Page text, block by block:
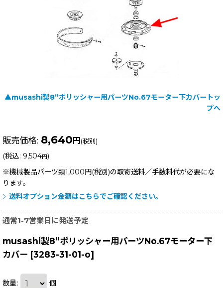
▲musashi製8”ポリッシャー用パーツNo.67モーター下カバートッ
プへ
販売価格: 8,640 円 (税別)
(税込: 9,504円)
※機械製品パーツ類1,000円(税別)の取寄送料／手数料代が必要にな
ります。
送料オプション金額はこちらでご確認ください。
通常1-7営業日に発送予定
musashi製8”ポリッシャー用パーツNo.67モーター下
カバー [3283-31-01-o]
数量: 個